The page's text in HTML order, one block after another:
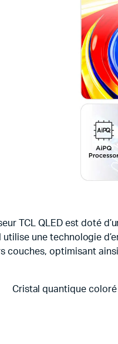
TCL QLED est doté
utilise une technologie
couches, optimisant
Cristal quantique